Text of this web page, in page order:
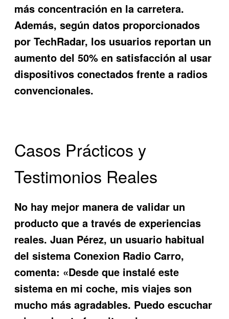
más concentración en la carretera.
Además, según datos proporcionados
por TechRadar, los usuarios reportan un
aumento del 50% en satisfacción al usar
dispositivos conectados frente a radios
convencionales.
Casos Prácticos y
Testimonios Reales
No hay mejor manera de validar un
producto que a través de experiencias
reales. Juan Pérez, un usuario habitual
del sistema Conexion Radio Carro,
comenta: «Desde que instalé este
sistema en mi coche, mis viajes son
mucho más agradables. Puedo escuchar